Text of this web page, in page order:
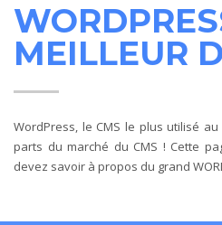
MEILLEUR
WordPress, le CMS le plus utilisé
parts du marché du CMS ! Cette
devez savoir à propos du grand